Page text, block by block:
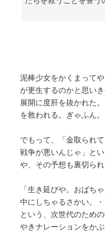
泥棒少女をかくまって
が更生するのかと思い
展開に度肝を抜かれた
を救われる。ぎゃふん。
でもって、「金取られ
戦争が悪いんじゃ」と
や、その予想も裏切られ
「生き延びや。おばち
中にしちゃるさかい。
という、次世代のため
やきナレーションをかぶ